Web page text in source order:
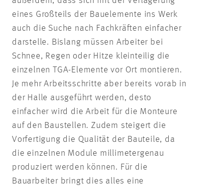
eines Großteils der Bauelemente ins Werk
auch die Suche nach Fachkräften einfacher
darstelle. Bislang müssen Arbeiter bei
Schnee, Regen oder Hitze kleinteilig die
einzelnen TGA-Elemente vor Ort montieren.
Je mehr Arbeitsschritte aber bereits vorab in
der Halle ausgeführt werden, desto
einfacher wird die Arbeit für die Monteure
auf den Baustellen. Zudem steigert die
Vorfertigung die Qualität der Bauteile, da
die einzelnen Module millimetergenau
produziert werden können. Für die
Bauarbeiter bringt dies alles eine